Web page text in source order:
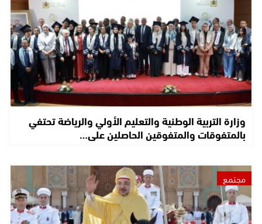
وزارة التربية الوطنية والتعليم الأولي والرياضة تحتفي
بالمتفوقات والمتفوقين الحاصلين على…
مجتمع